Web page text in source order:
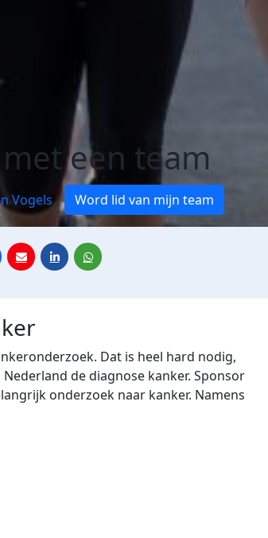
een team
Vogels Word lid van mijn team
Dat is heel hard nodig,
de diagnose kanker. Sponsor
onderzoek naar kanker. Namens